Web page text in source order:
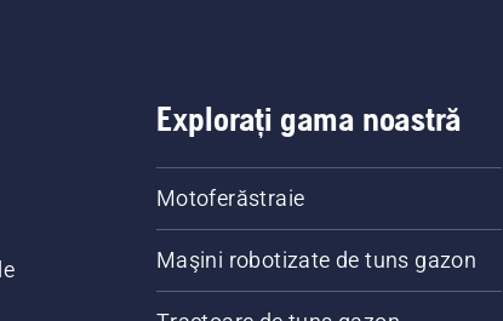
Explorați gama noastră
Motoferăstraie
Maşini robotizate de tuns gazon